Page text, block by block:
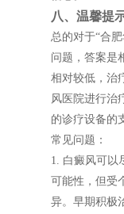
八、温馨提
总的对于“合
问题，答案是
相对较低，治
风医院进行治
的诊疗设备的
常见问题：
1. 白癜风可以
可能性，但受
异。早期积极